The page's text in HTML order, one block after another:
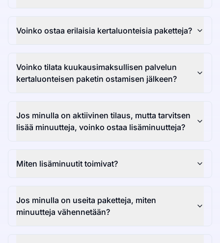
Voinko ostaa erilaisia kertaluonteisia paketteja?
Voinko tilata kuukausimaksullisen palvelun
kertaluonteisen paketin ostamisen jälkeen?
Jos minulla on aktiivinen tilaus, mutta tarvitsen
lisää minuutteja, voinko ostaa lisäminuutteja?
Miten lisäminuutit toimivat?
Jos minulla on useita paketteja, miten
minuutteja vähennetään?